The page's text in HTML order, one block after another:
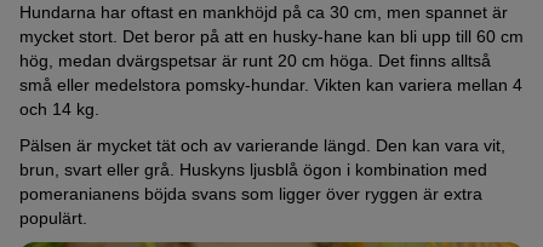
Hundarna har oftast en mankhöjd på ca 30 cm, men spannet är
mycket stort. Det beror på att en husky-hane kan bli upp till 60 cm
hög, medan dvärgspetsar är runt 20 cm höga. Det finns alltså
små eller medelstora pomsky-hundar. Vikten kan variera mellan 4
och 14 kg.
Pälsen är mycket tät och av varierande längd. Den kan vara vit,
brun, svart eller grå. Huskyns ljusblå ögon i kombination med
pomeranianens böjda svans som ligger över ryggen är extra
populärt.